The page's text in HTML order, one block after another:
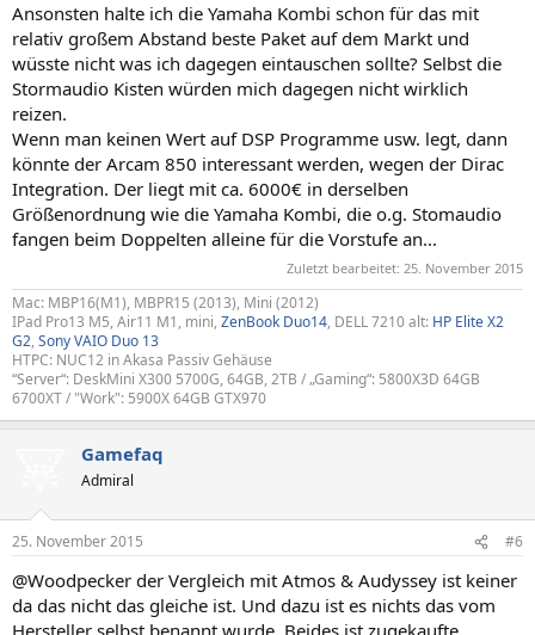
Ansonsten halte ich die Yamaha Kombi schon für das mit
relativ großem Abstand beste Paket auf dem Markt und
wüsste nicht was ich dagegen eintauschen sollte? Selbst die
Stormaudio Kisten würden mich dagegen nicht wirklich
reizen.
Wenn man keinen Wert auf DSP Programme usw. legt, dann
könnte der Arcam 850 interessant werden, wegen der Dirac
Integration. Der liegt mit ca. 6000€ in derselben
Größenordnung wie die Yamaha Kombi, die o.g. Stomaudio
fangen beim Doppelten alleine für die Vorstufe an...
Zuletzt bearbeitet: 25. November 2015
Mac: MBP16(M1), MBPR15 (2013), Mini (2012)
IPad Pro13 M5, Air11 M1, mini, ZenBook Duo14, DELL 7210 alt: HP Elite X2
G2, Sony VAIO Duo 13
HTPC: NUC12 in Akasa Passiv Gehäuse
“Server“: DeskMini X300 5700G, 64GB, 2TB / „Gaming“: 5800X3D 64GB
6700XT / "Work": 5900X 64GB GTX970
Gamefaq
Admiral
25. November 2015 #6
@Woodpecker der Vergleich mit Atmos & Audyssey ist keiner
da das nicht das gleiche ist. Und dazu ist es nichts das vom
Hersteller selbst benannt wurde, Beides ist zugekaufte